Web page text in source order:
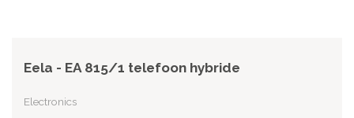
Eela - EA 815/1 telefoon hybride
Electronics